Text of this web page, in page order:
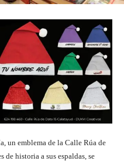
un emblema de la Calle Rúa de
de historia a sus espaldas, se